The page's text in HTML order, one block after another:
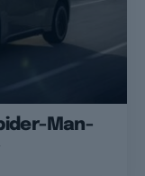
Man-